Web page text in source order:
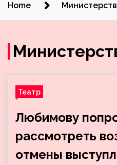
Home
Театр
Любимову
рассмотреть
отмены